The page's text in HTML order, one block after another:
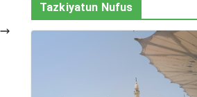
Tazkiyatun Nufus